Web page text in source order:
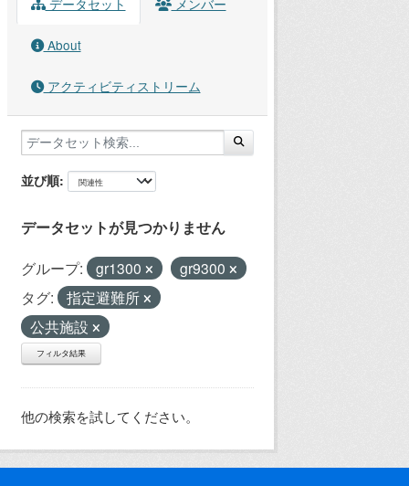
About
アクティビティストリーム
並び順
データセットが見つかりません
グループ: gr1300
gr9300
タグ:
指定避難所
公共施設
フィルタ結果
他の検索を試してください。